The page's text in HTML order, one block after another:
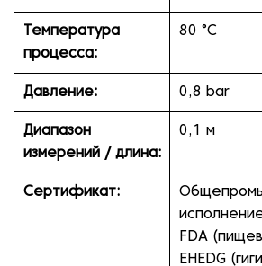
Температура
процесса:
80 °C
Давление: 0,8 bar
Диапазон
измерений / длина:
0,1 м
Сертификат:
FDA
EHEDG